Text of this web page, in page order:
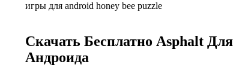
игры для android honey bee puzzle
Скачать Бесплатно Asphalt Для
Андроида